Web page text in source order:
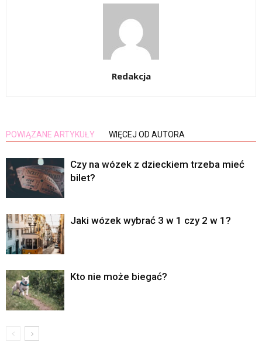
Redakcja
POWIĄZANE ARTYKUŁY WIĘCEJ OD AUTORA
Czy na wózek z dzieckiem trzeba mieć
bilet?
Jaki wózek wybrać 3 w 1 czy 2 w 1?
Kto nie może biegać?